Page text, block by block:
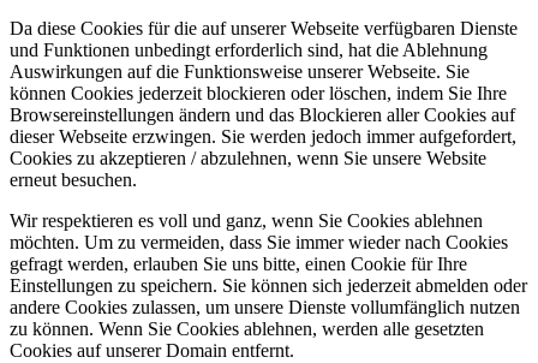
Da diese Cookies für die auf unserer Webseite verfügbaren Dienste
und Funktionen unbedingt erforderlich sind, hat die Ablehnung
Auswirkungen auf die Funktionsweise unserer Webseite. Sie
können Cookies jederzeit blockieren oder löschen, indem Sie Ihre
Browsereinstellungen ändern und das Blockieren aller Cookies auf
dieser Webseite erzwingen. Sie werden jedoch immer aufgefordert,
Cookies zu akzeptieren / abzulehnen, wenn Sie unsere Website
erneut besuchen.
Wir respektieren es voll und ganz, wenn Sie Cookies ablehnen
möchten. Um zu vermeiden, dass Sie immer wieder nach Cookies
gefragt werden, erlauben Sie uns bitte, einen Cookie für Ihre
Einstellungen zu speichern. Sie können sich jederzeit abmelden oder
andere Cookies zulassen, um unsere Dienste vollumfänglich nutzen
zu können. Wenn Sie Cookies ablehnen, werden alle gesetzten
Cookies auf unserer Domain entfernt.